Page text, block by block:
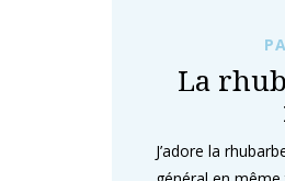
La
J’adore la